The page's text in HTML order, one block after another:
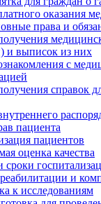
оказания
права и
и выписок из них
с
справок
пациента
пациентов
оценка качества
сроки
и
к исследованиям